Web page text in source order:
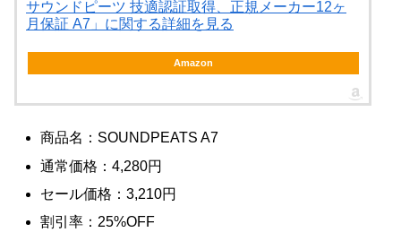
サウンドピーツ 技適認証取得、正規メーカー12ヶ
月保証 A7」に関する詳細を見る
Amazon
商品名：SOUNDPEATS A7
通常価格：4,280円
セール価格：3,210円
割引率：25%OFF